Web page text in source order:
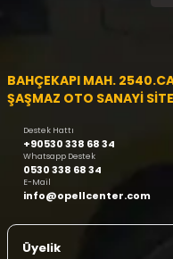
BAHÇEKAPI MAH.
ŞAŞMAZ OTO SANAYİ
Destek Hattı
+90530 338 68 34
Whatsapp Destek
0530 338 68 34
E-Mail
info@opellcenter.com
Üyelik